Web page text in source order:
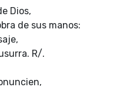
Dios,
de sus manos:
R/.